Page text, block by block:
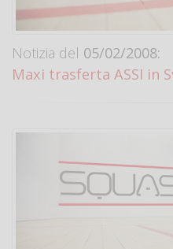
Notizia del 05/02/2008:
Maxi trasferta ASSI in